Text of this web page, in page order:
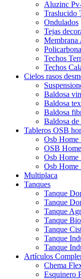
Aluzinc
Traslucido
Ondulados
Tejas
Membrana
Techos
Techos
Cielos rasos
Baldosa
Baldosa
Baldosa
Baldosa
Tableros OSB
Osb Home
OSB
Osb Home
Osb Home
Multiplaca
Tanques
Tanque
Tanque
Tanque
Tanque
Tanque
Tanque
Tanque
Artículos
Chema
Esquinero